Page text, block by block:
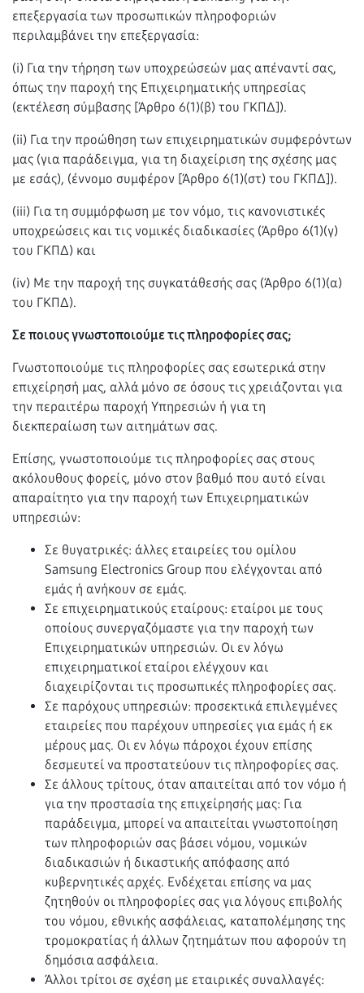
επεξεργασία των προσωπικών πληροφοριών
περιλαμβάνει την επεξεργασία:
(i) Για την τήρηση των υποχρεώσεών μας απέναντί σας,
όπως την παροχή της Επιχειρηματικής υπηρεσίας
(εκτέλεση σύμβασης [Άρθρο 6(1)(β) του ΓΚΠΔ]).
(ii) Για την προώθηση των επιχειρηματικών συμφερόντων
μας (για παράδειγμα, για τη διαχείριση της σχέσης μας
με εσάς), (έννομο συμφέρον [Άρθρο 6(1)(στ) του ΓΚΠΔ]).
(iii) Για τη συμμόρφωση με τον νόμο, τις κανονιστικές
υποχρεώσεις και τις νομικές διαδικασίες (Άρθρο 6(1)(γ)
του ΓΚΠΔ) και
(iv) Με την παροχή της συγκατάθεσής σας (Άρθρο 6(1)(α)
του ΓΚΠΔ).
Σε ποιους γνωστοποιούμε τις πληροφορίες σας;
Γνωστοποιούμε τις πληροφορίες σας εσωτερικά στην
επιχείρησή μας, αλλά μόνο σε όσους τις χρειάζονται για
την περαιτέρω παροχή Υπηρεσιών ή για τη
διεκπεραίωση των αιτημάτων σας.
Επίσης, γνωστοποιούμε τις πληροφορίες σας στους
ακόλουθους φορείς, μόνο στον βαθμό που αυτό είναι
απαραίτητο για την παροχή των Επιχειρηματικών
υπηρεσιών:
Σε θυγατρικές: άλλες εταιρείες του ομίλου
Samsung Electronics Group που ελέγχονται από
εμάς ή ανήκουν σε εμάς.
Σε επιχειρηματικούς εταίρους: εταίροι με τους
οποίους συνεργαζόμαστε για την παροχή των
Επιχειρηματικών υπηρεσιών. Οι εν λόγω
επιχειρηματικοί εταίροι ελέγχουν και
διαχειρίζονται τις προσωπικές πληροφορίες σας.
Σε παρόχους υπηρεσιών: προσεκτικά επιλεγμένες
εταιρείες που παρέχουν υπηρεσίες για εμάς ή εκ
μέρους μας. Οι εν λόγω πάροχοι έχουν επίσης
δεσμευτεί να προστατεύουν τις πληροφορίες σας.
Σε άλλους τρίτους, όταν απαιτείται από τον νόμο ή
για την προστασία της επιχείρησής μας: Για
παράδειγμα, μπορεί να απαιτείται γνωστοποίηση
των πληροφοριών σας βάσει νόμου, νομικών
διαδικασιών ή δικαστικής απόφασης από
κυβερνητικές αρχές. Ενδέχεται επίσης να μας
ζητηθούν οι πληροφορίες σας για λόγους επιβολής
του νόμου, εθνικής ασφάλειας, καταπολέμησης της
τρομοκρατίας ή άλλων ζητημάτων που αφορούν τη
δημόσια ασφάλεια.
Άλλοι τρίτοι σε σχέση με εταιρικές συναλλαγές: